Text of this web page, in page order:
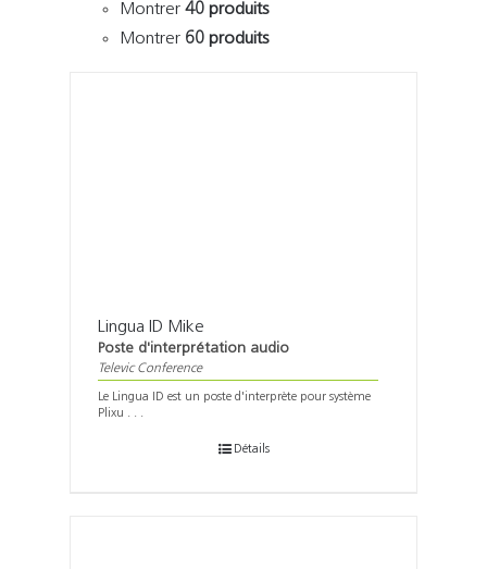
Montrer 40 produits
Montrer 60 produits
Lingua ID Mike
Poste d'interprétation audio
Televic Conference
Le Lingua ID est un poste d'interprète pour système
Plixu . . .
Détails